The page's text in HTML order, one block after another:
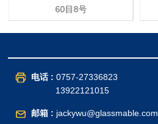
60目8号
电话 : 0757-27336823
13922121015
邮箱 : jackywu@glassmable.com